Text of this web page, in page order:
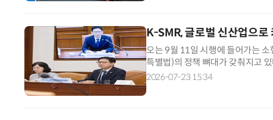
K-SMR, 글로벌 신산업으로
오는 9월 11일 시행에 들어가는
특별법)의 정책 뼈대가 갖춰지고
획'에 담길 내용도 빠르게 채워질
2026-07-23 15:34